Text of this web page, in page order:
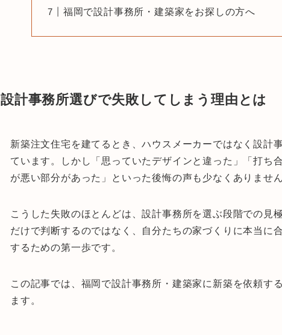
福岡で設計事務所・建築家をお探しの方へ
設計事務所選びで失敗してしまう理由とは
新築注文住宅を建てるとき、ハウスメーカーではなく設計
ています。しかし「思っていたデザインと違った」「打ち
が悪い部分があった」といった後悔の声も少なくありません
こうした失敗のほとんどは、設計事務所を選ぶ段階での見
だけで判断するのではなく、自分たちの家づくりに本当に
するための第一歩です。
この記事では、福岡で設計事務所・建築家に新築を依頼す
ます。